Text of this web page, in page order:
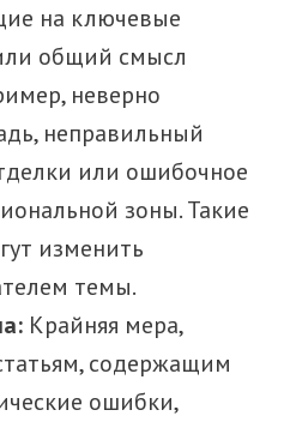
на ключевые
общий смысл
неверно
неправильный
или ошибочное
зоны. Такие
изменить
темы.
Крайняя мера,
содержащим
ошибки,